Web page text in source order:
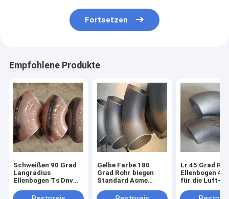
Fortsetzen
Empfohlene Produkte
Schweißen 90 Grad
Langradius
Ellenbogen Ts Dnv
Spezifikation
Gelbe Farbe 180
Grad Rohr biegen
Standard Asme
Lr 45 Grad
Ellenbogen 4
für die Luft-